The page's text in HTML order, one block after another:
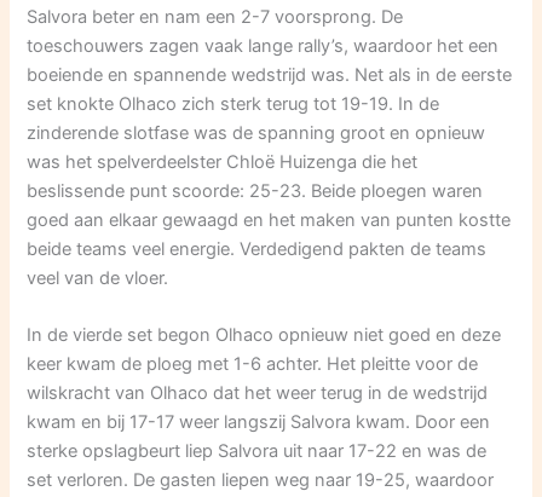
Salvora beter en nam een 2-7 voorsprong. De
toeschouwers zagen vaak lange rally’s, waardoor het een
boeiende en spannende wedstrijd was. Net als in de eerste
set knokte Olhaco zich sterk terug tot 19-19. In de
zinderende slotfase was de spanning groot en opnieuw
was het spelverdeelster Chloë Huizenga die het
beslissende punt scoorde: 25-23. Beide ploegen waren
goed aan elkaar gewaagd en het maken van punten kostte
beide teams veel energie. Verdedigend pakten de teams
veel van de vloer.
In de vierde set begon Olhaco opnieuw niet goed en deze
keer kwam de ploeg met 1-6 achter. Het pleitte voor de
wilskracht van Olhaco dat het weer terug in de wedstrijd
kwam en bij 17-17 weer langszij Salvora kwam. Door een
sterke opslagbeurt liep Salvora uit naar 17-22 en was de
set verloren. De gasten liepen weg naar 19-25, waardoor